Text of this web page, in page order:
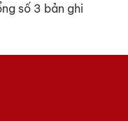
số 3 bản ghi